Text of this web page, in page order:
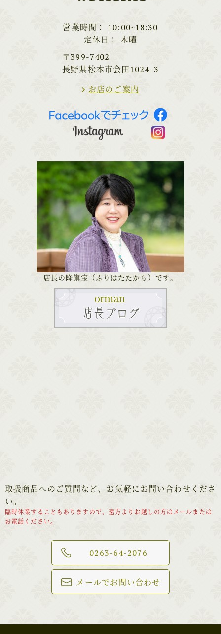
営業時間
10:00~18:30
定休日
木曜
〒399-7402
長野県松本市会田1024-3
お店のご案内
店長の降旗宝（ふりはたたから）です。
取扱商品へのご質問など、お気軽にお問い合わせくださ
い。
臨時休業することもありますので、遠方よりお越しの方はメールまたは
お電話ください。
0263-64-2076
メールでお問い合わせ